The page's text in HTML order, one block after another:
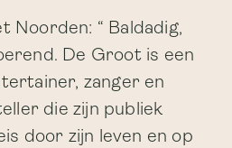
Noorden: “ Baldadig,
De Groot is een
zanger en
die zijn publiek
door zijn leven en op